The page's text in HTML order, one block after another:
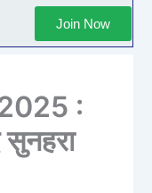
Join Now
: